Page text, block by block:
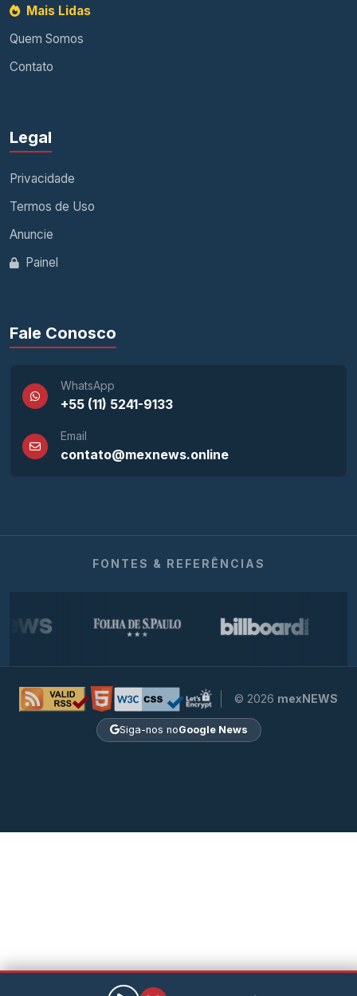
Mais Lidas
Quem Somos
Contato
Legal
Privacidade
Termos de Uso
Anuncie
Painel
Fale Conosco
WhatsApp
+55 (11) 5241-9133
Email
contato@mexnews.online
FONTES & REFERÊNCIAS
© 2026 mexNEWS
Siga-nos noGoogle News